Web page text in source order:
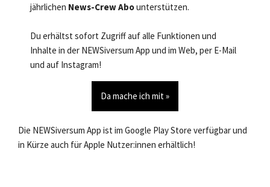
jährlichen News-Crew Abounterstützen.
Du erhältst sofort Zugriff auf alle Funktionen und
Inhalte in der NEWSiversum App und im Web, per E-Mail
und auf Instagram!
Da mache ich mit »
Die NEWSiversum App ist im Google Play Store verfügbar und
in Kürze auch für Apple Nutzer:innen erhältlich!